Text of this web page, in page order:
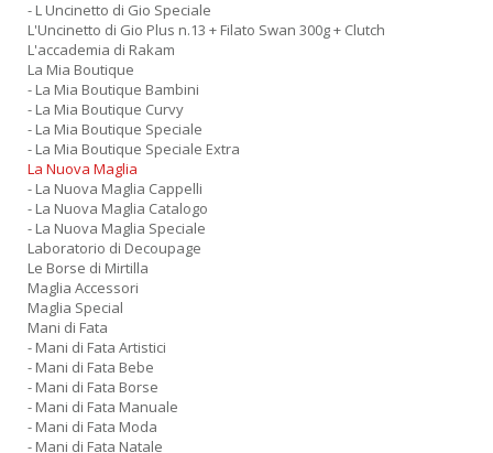
- L Uncinetto di Gio Speciale
L'Uncinetto di Gio Plus n.13 + Filato Swan 300g + Clutch
L'accademia di Rakam
La Mia Boutique
- La Mia Boutique Bambini
- La Mia Boutique Curvy
- La Mia Boutique Speciale
- La Mia Boutique Speciale Extra
La Nuova Maglia
- La Nuova Maglia Cappelli
- La Nuova Maglia Catalogo
- La Nuova Maglia Speciale
Laboratorio di Decoupage
Le Borse di Mirtilla
Maglia Accessori
Maglia Special
Mani di Fata
- Mani di Fata Artistici
- Mani di Fata Bebe
- Mani di Fata Borse
- Mani di Fata Manuale
- Mani di Fata Moda
- Mani di Fata Natale